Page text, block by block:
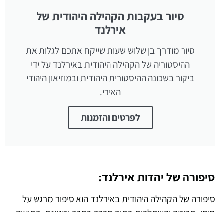
סיור בעקבות הקהילה היהודית של
אירלנד
סיור מודרך בן שלוש שעות שייקח אתכם לגלות את
ההיסטוריה של הקהילה היהודית באירלנד על ידי
ביקור בשכונה ההיסטורית היהודית ובמוזיאון היהודי
האירי.
לפרטים והזמנות
סיפורה של יהדות אירלנד:
סיפורה של הקהילה היהודית באירלנד הוא סיפור מרגש על